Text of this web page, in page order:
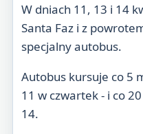
W dniach 11, 13 i 14
Santa Faz i z
specjalny autobus.
Autobus kursuje co 5
11 w czwartek - i co
14.